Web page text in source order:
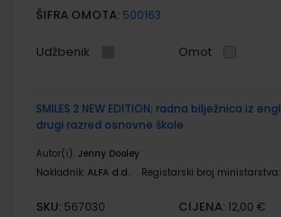
ŠIFRA OMOTA: 500163
Udžbenik Omot
SMILES 2 NEW EDITION; radna bilježnica iz
drugi razred osnovne škole
Autor(i): Jenny Dooley
Nakladnik: ALFA d.d. Registarski broj ministarstva:
SKU: 567030 CIJENA: 12,00 €